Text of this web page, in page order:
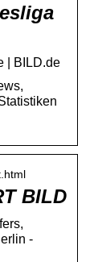
| BILD.de
BILD
-